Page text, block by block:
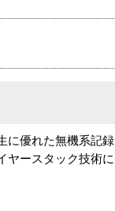
に優れた無機系記録
ヤースタック技術に